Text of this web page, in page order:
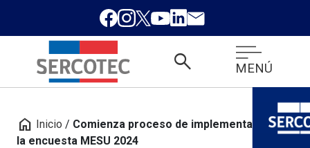
search MENÚ
home Inicio / Comienza proceso de implementación de
la encuesta MESU 2024